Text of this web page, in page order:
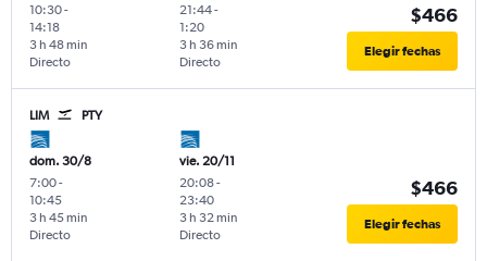
10:30-
14:18
Directo
3 h 48 min
21:44-
1:20
Directo
3 h 36 min
$466
Elegir fechas
LIM PTY
dom. 30/8
7:00-
10:45
Directo
3 h 45 min
vie. 20/11
20:08-
23:40
Directo
3 h 32 min
$466
Elegir fechas